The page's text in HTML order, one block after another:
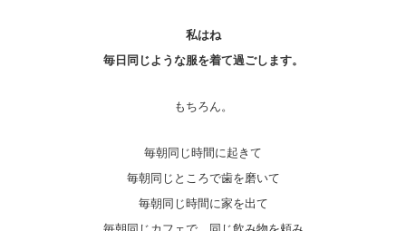
私はね
毎日同じような服を着て過ごします。
もちろん。
毎朝同じ時間に起きて
毎朝同じところで歯を磨いて
毎朝同じ時間に家を出て